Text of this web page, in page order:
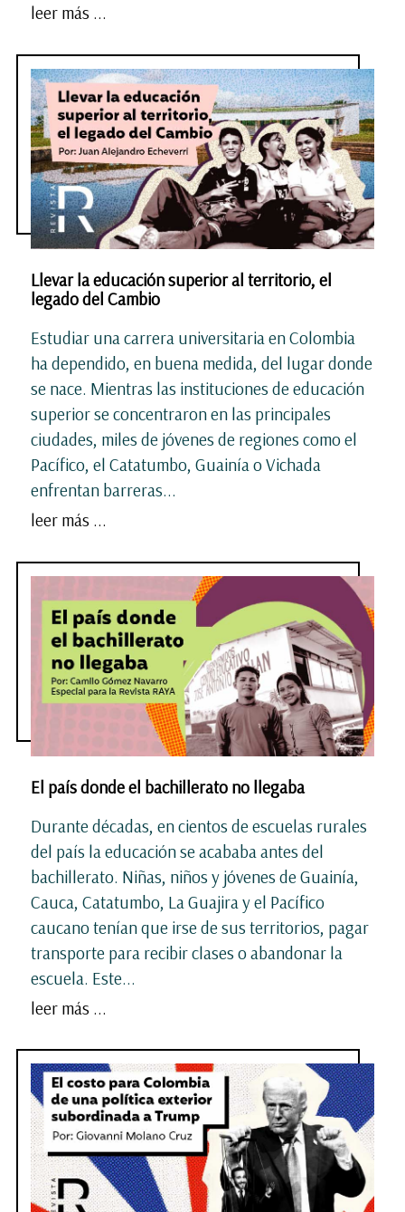
leer más ...
Llevar la educación superior al territorio, el
legado del Cambio
Estudiar una carrera universitaria en Colombia
ha dependido, en buena medida, del lugar donde
se nace. Mientras las instituciones de educación
superior se concentraron en las principales
ciudades, miles de jóvenes de regiones como el
Pacífico, el Catatumbo, Guainía o Vichada
enfrentan barreras...
leer más ...
El país donde el bachillerato no llegaba
Durante décadas, en cientos de escuelas rurales
del país la educación se acababa antes del
bachillerato. Niñas, niños y jóvenes de Guainía,
Cauca, Catatumbo, La Guajira y el Pacífico
caucano tenían que irse de sus territorios, pagar
transporte para recibir clases o abandonar la
escuela. Este...
leer más ...